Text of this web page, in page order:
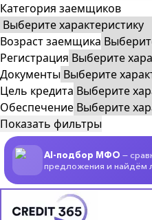
Категория заемщиков
Возраст заемщика
Регистрация
Документы
Цель кредита
Обеспечение
Показать фильтры
AI-подбор МФО —
предложения и найдём